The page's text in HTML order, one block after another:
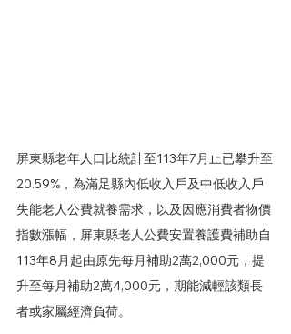
屏東縣老年人口比統計至113年7月止已攀升至
20.59%，為滿足縣內低收入戶及中低收入戶
失能老人公費就養需求，以及因應消費者物價
指數漲幅，屏東縣老人公費安置養護費補助自
113年8月起由原先每月補助2萬2,000元，提
升至每月補助2萬4,000元，期能減輕該類長
者或家屬經濟負荷。